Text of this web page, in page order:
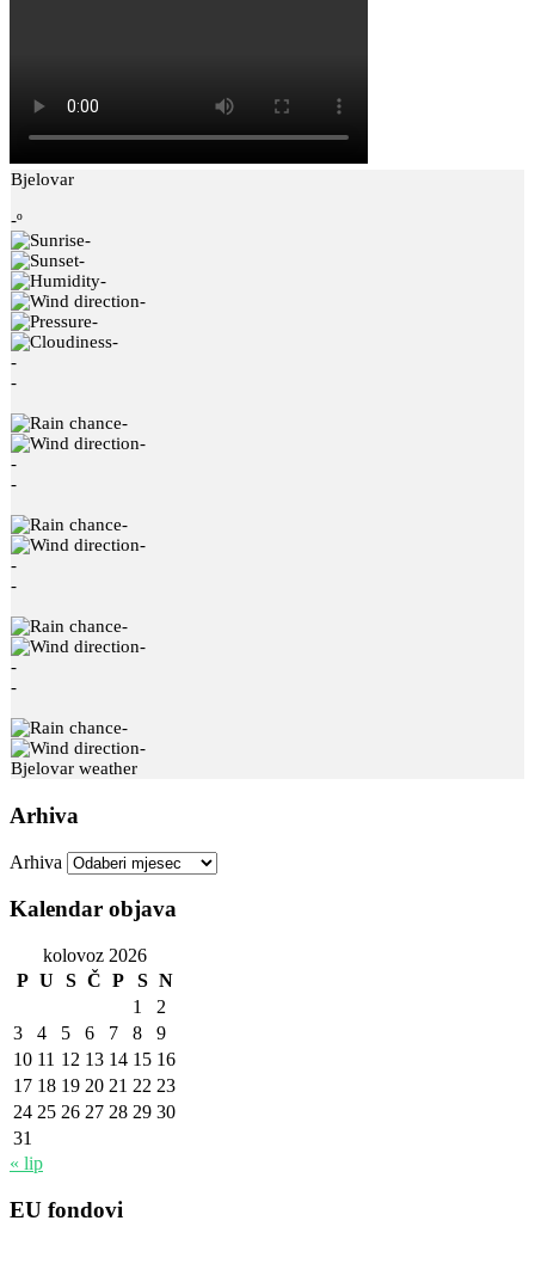
Bjelovar
-º
-
-
-
-
-
-
-
-
-
-
-
-
-
-
-
-
-
-
-
-
-
-
Bjelovar weather
Arhiva
Arhiva
Kalendar objava
kolovoz 2026
P U S Č P S N
1
2
3
4 5 6 7 8
9
10 11 12 13 14 15 16
17 18 19 20 21 22 23
24 25 26 27 28 29 30
31
« lip
EU fondovi